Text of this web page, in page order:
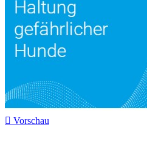
 Vorschau